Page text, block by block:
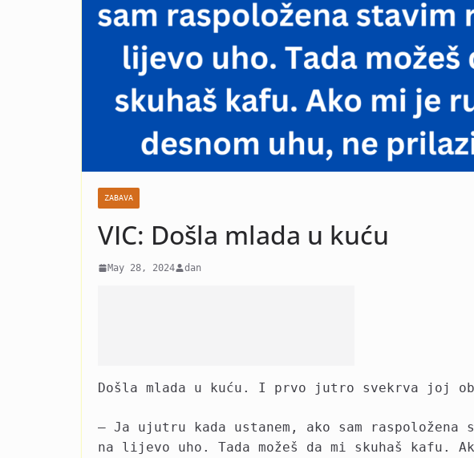
horoskopska znaka neka se
spreme za iznenađenje
ZABAVA
VIC: Došla mlada u kuću
May 28, 2024 dan
Došla mlada u kuću. I prvo jutro svekrva joj
– Ja ujutru kada ustanem, ako sam raspoložena
na lijevo uho. Tada možeš da mi skuhaš kafu.